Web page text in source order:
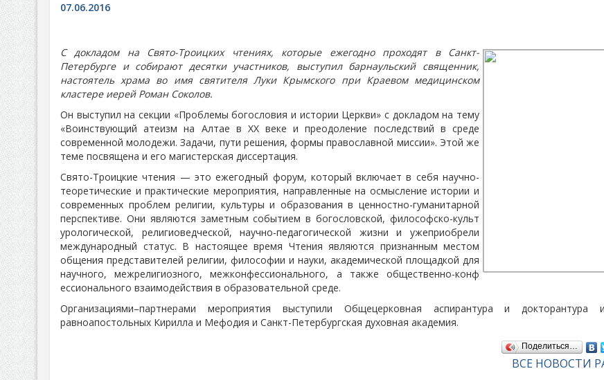
07.06.2016
С докладом на Свято-Троицких чтениях, которые ежегодно проходят в Санкт-
Петербурге и собирают десятки участников, выступил барнаульский священник,
настоятель храма во имя святителя Луки Крымского при Краевом медицинском
кластере иерей Роман Соколов.
Он выступил на секции «Проблемы богословия и истории Церкви» с докладом на тему
«Воинствующий атеизм на Алтае в ХХ веке и преодоление последствий в среде
современной молодежи. Задачи, пути решения, формы православной миссии». Этой же
теме посвящена и его магистерская диссертация.
Свято-Троицкие чтения — это ежегодный форум, который включает в себя научно-
теоретические и практические мероприятия, направленные на осмысление истории и
современных проблем религии, культуры и образования в ценностно-гуманитарной
перспективе. Они являются заметным событием в богословской, философско-культ
урологической, религиоведческой, научно-педагогической жизни и ужеприобрели
международный статус. В настоящее время Чтения являются признанным местом
общения представителей религии, философии и науки, академической площадкой для
научного, межрелигиозного, межконфессионального, а также общественно-конф
ессионального взаимодействия в образовательной среде.
Организациями–партнерами мероприятия выступили Общецерковная аспирантура и докторантура
равноапостольных Кирилла и Мефодия и Санкт-Петербургская духовная академия.
Поделиться…
ВСЕ НОВОСТИ